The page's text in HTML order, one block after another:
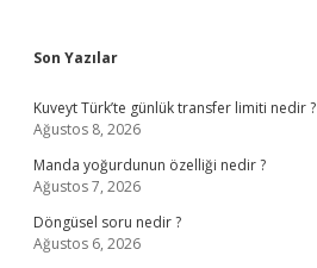
Sidebar
Son Yazılar
Kuveyt Türk’te günlük transfer limiti nedir ?
Ağustos 8, 2026
Manda yoğurdunun özelliği nedir ?
Ağustos 7, 2026
Döngüsel soru nedir ?
Ağustos 6, 2026